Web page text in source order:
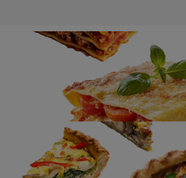
Lasaña
Quiches